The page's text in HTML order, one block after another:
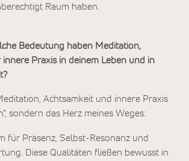
Raum haben.
Bedeutung haben Meditation,
Praxis in deinem Leben und in
Achtsamkeit und innere Praxis
sondern das Herz meines Weges:
für Präsenz, Selbst-Resonanz und
Diese Qualitäten fließen bewusst in